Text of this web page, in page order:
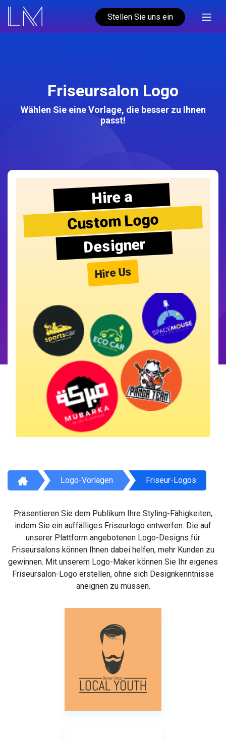
Stellen Sie uns ein
Friseursalon Logo
Wählen Sie eine Vorlage, die besser zu Ihnen
passt!
Hire a
Custom Logo
Designer
Hire Us
Logo-Vorlagen Friseur-Logos
Präsentieren Sie dem Publikum Ihre Styling-Fähigkeiten,
indem Sie ein auffälliges Friseurlogo entwerfen. Die auf
unserer Plattform angebotenen Logo-Designs für
Friseursalons können Ihnen dabei helfen, mehr Kunden zu
gewinnen. Mit unserem Logo-Maker können Sie Ihr eigenes
Friseursalon-Logo erstellen, ohne sich Designkenntnisse
aneignen zu müssen.